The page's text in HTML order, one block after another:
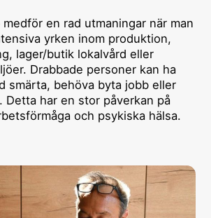
en rad utmaningar när man
yrken inom produktion,
lager/butik lokalvård eller
Drabbade personer kan ha
smärta, behöva byta jobb eller
Detta har en stor påverkan på
och psykiska hälsa.